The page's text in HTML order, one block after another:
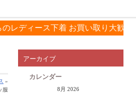
ース下着 お買い取り大歓迎です！！
アーカイブ
カレンダー
8月 2026
»
服